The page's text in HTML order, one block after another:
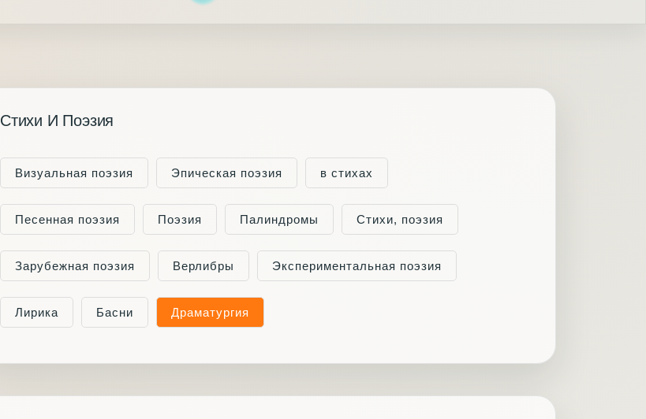
Стихи И Поэзия
Визуальная поэзия Эпическая поэзия в стихах
Песенная поэзия Поэзия Палиндромы Cтихи, поэзия
Зарубежная поэзия Верлибры Экспериментальная поэзия
Лирика Басни Драматургия